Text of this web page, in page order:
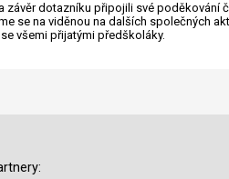
závěr dotazníku připojili své poděkování
se na viděnou na dalších společných
všemi přijatými předškoláky.